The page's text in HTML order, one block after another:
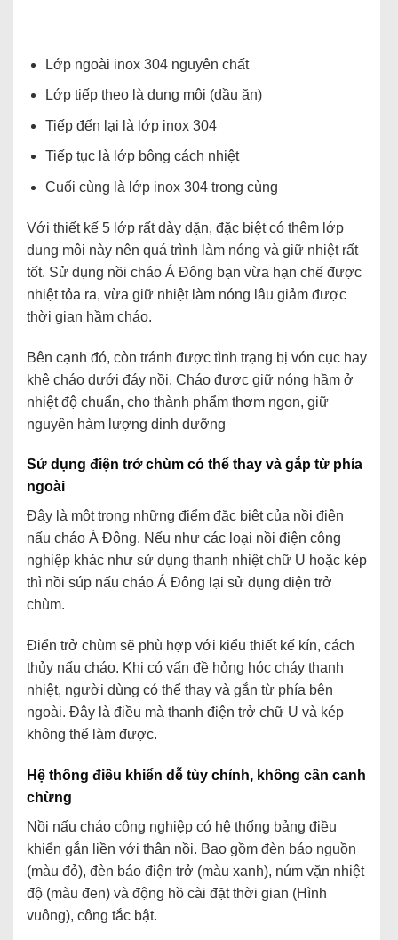
Lớp ngoài inox 304 nguyên chất
Lớp tiếp theo là dung môi (dầu ăn)
Tiếp đến lại là lớp inox 304
Tiếp tục là lớp bông cách nhiệt
Cuối cùng là lớp inox 304 trong cùng
Với thiết kế 5 lớp rất dày dặn, đặc biệt có thêm lớp
dung môi này nên quá trình làm nóng và giữ nhiệt rất
tốt. Sử dụng nồi cháo Á Đông bạn vừa hạn chế được
nhiệt tỏa ra, vừa giữ nhiệt làm nóng lâu giảm được
thời gian hầm cháo.
Bên cạnh đó, còn tránh được tình trạng bị vón cục hay
khê cháo dưới đáy nồi. Cháo được giữ nóng hầm ở
nhiệt độ chuẩn, cho thành phẩm thơm ngon, giữ
nguyên hàm lượng dinh dưỡng
Sử dụng điện trở chùm có thể thay và gắp từ phía
ngoài
Đây là một trong những điểm đặc biệt của nồi điện
nấu cháo Á Đông. Nếu như các loại nồi điện công
nghiệp khác như sử dụng thanh nhiệt chữ U hoặc kép
thì nồi súp nấu cháo Á Đông lại sử dụng điện trở
chùm.
Điển trở chùm sẽ phù hợp với kiểu thiết kế kín, cách
thủy nấu cháo. Khi có vấn đề hỏng hóc cháy thanh
nhiệt, người dùng có thể thay và gắn từ phía bên
ngoài. Đây là điều mà thanh điện trở chữ U và kép
không thể làm được.
Hệ thống điều khiển dễ tùy chỉnh, không cần canh
chừng
Nồi nấu cháo công nghiệp có hệ thống bảng điều
khiển gắn liền với thân nồi. Bao gồm đèn báo nguồn
(màu đỏ), đèn báo điện trở (màu xanh), núm vặn nhiệt
độ (màu đen) và động hồ cài đặt thời gian (Hình
vuông), công tắc bật.